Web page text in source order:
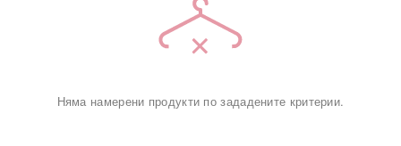
Няма намерени продукти по зададените критерии.